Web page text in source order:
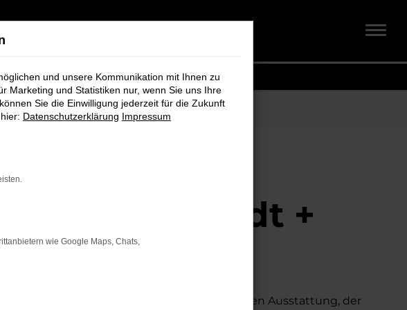
bei Schmidt +
Fahrzeug suchen.
Mit seiner erstklassigen Ausstattung, der
und unsere Kommunikation mit Ihnen zu
Marketing und Statistiken nur, wenn Sie uns Ihre
Sie die Einwilligung jederzeit für die Zukunft
Datenschutzerklärung Impressum
wie Google Maps, Chats,